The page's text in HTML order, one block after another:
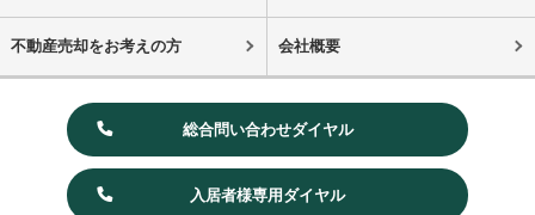
不動産売却をお考えの方 会社概要
総合問い合わせダイヤル
入居者様専用ダイヤル